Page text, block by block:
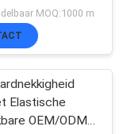
76
de
MOQ:1000 m
Elastische
OEM/ODM